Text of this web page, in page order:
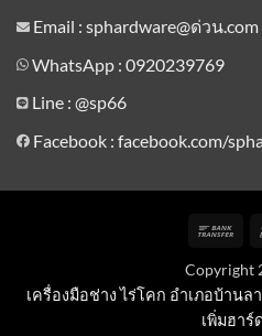
Email : sphardware@ด่วน.com
WhatsApp : 0920239769
Line : @sp66
Facebook : facebook.com/
Copyright
เครื่องมือช่าง ไร่โคก อำเภอบ้าน
เพิ่มฮาร์